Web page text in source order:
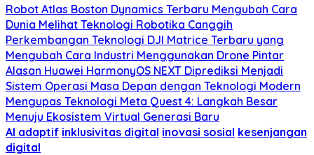
Robot Atlas Boston Dynamics Terbaru Mengubah Cara
Dunia Melihat Teknologi Robotika Canggih
Perkembangan Teknologi DJI Matrice Terbaru yang
Mengubah Cara Industri Menggunakan Drone Pintar
Alasan Huawei HarmonyOS NEXT Diprediksi Menjadi
Sistem Operasi Masa Depan dengan Teknologi Modern
Mengupas Teknologi Meta Quest 4: Langkah Besar
Menuju Ekosistem Virtual Generasi Baru
AI adaptif inklusivitas digital inovasi sosial kesenjangan
digital